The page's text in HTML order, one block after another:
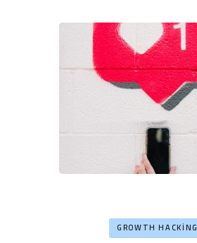
GROWTH HACKING